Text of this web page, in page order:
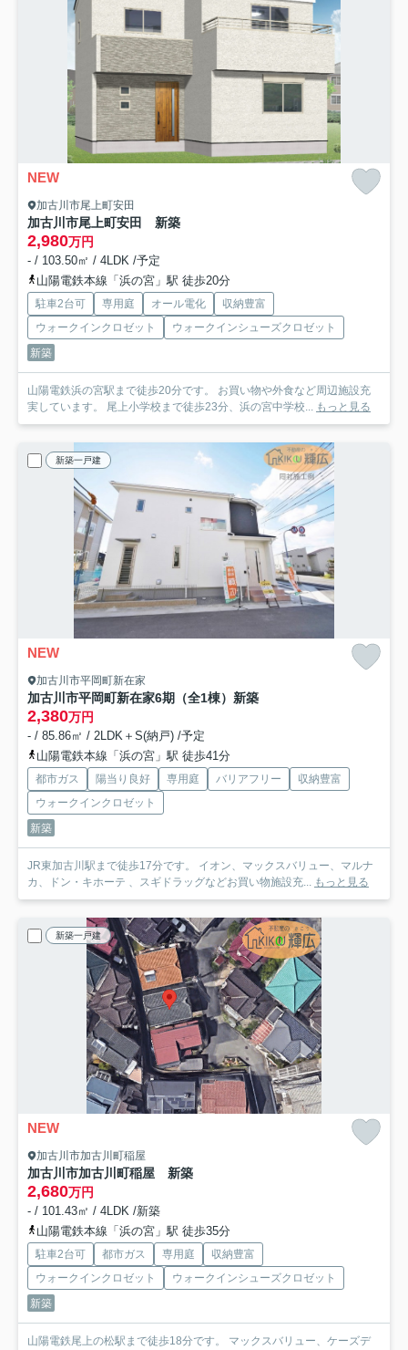
NEW
加古川市尾上町安田
加古川市尾上町安田 新築
2,980万円
- / 103.50㎡ / 4LDK /予定
山陽電鉄本線「浜の宮」駅 徒歩20分
駐車2台可 専用庭 オール電化
収納豊富
ウォークインクロゼット
ウォークインシューズクロゼット
新築
山陽電鉄浜の宮駅まで徒歩20分です。 お買い物や外食など周辺施設充
実しています。 尾上小学校まで徒歩23分、浜の宮中学校... もっと見る
新築一戸建
NEW
加古川市平岡町新在家
加古川市平岡町新在家6期（全1棟）新築
2,380万円
- / 85.86㎡ / 2LDK＋S(納戸) /予定
山陽電鉄本線「浜の宮」駅 徒歩41分
都市ガス 陽当り良好 専用庭 バリアフリー
収納豊富
ウォークインクロゼット
新築
JR東加古川駅まで徒歩17分です。 イオン、マックスバリュー、マルナ
カ、ドン・キホーテ 、スギドラッグなどお買い物施設充... もっと見る
新築一戸建
NEW
加古川市加古川町稲屋
加古川市加古川町稲屋 新築
2,680万円
- / 101.43㎡ / 4LDK /新築
山陽電鉄本線「浜の宮」駅 徒歩35分
駐車2台可 都市ガス 専用庭
収納豊富
ウォークインクロゼット
ウォークインシューズクロゼット
新築
山陽電鉄尾上の松駅まで徒歩18分です。 マックスバリュー、ケーズデ